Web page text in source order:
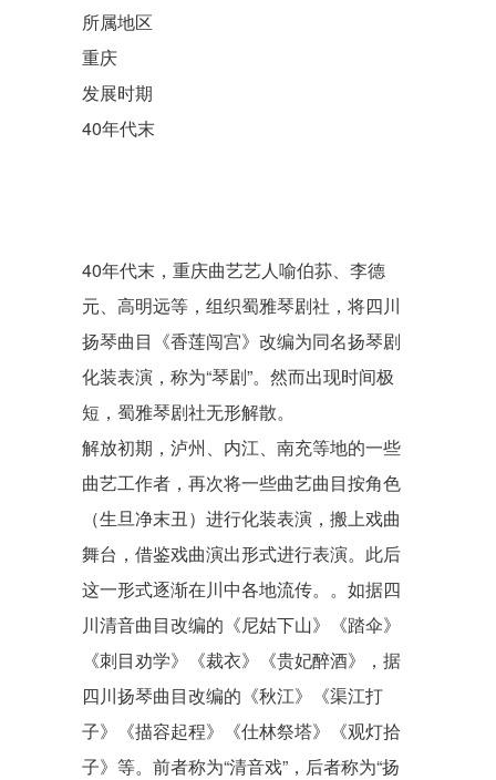
所属地区
重庆
发展时期
40年代末
40年代末，重庆曲艺艺人喻伯荪、李德
元、高明远等，组织蜀雅琴剧社，将四川
扬琴曲目《香莲闯宫》改编为同名扬琴剧
化装表演，称为“琴剧”。然而出现时间极
短，蜀雅琴剧社无形解散。
解放初期， 泸州、内江、南充等地的一些
曲艺工作者，再次将一些曲艺曲目按角色
（生旦净末丑）进行化装表演，搬上戏曲
舞台，借鉴戏曲演出形式进行表演。此后
这一形式逐渐在川中各地流传。。如据四
川清音曲目改编的《尼姑下山》《踏伞》
《刺目劝学》《裁衣》《贵妃醉酒》，据
四川扬琴曲目改编的《秋江》《渠江打
子》《描容起程》《仕林祭塔》《观灯拾
子》等。前者称为“清音戏”，后者称为“扬